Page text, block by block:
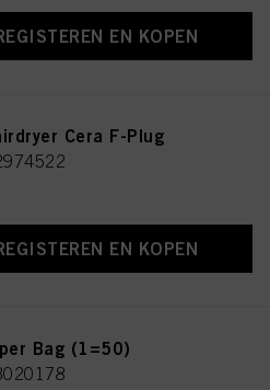
EN KOPEN
Cera F-Plug
EN KOPEN
Bag (1=50)